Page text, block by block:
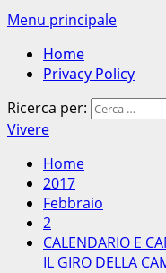
Menu principale
Home
Privacy Policy
Ricerca per:
Vivere
Home
2017
Febbraio
2
CALENDARIO E
IL GIRO DELLA